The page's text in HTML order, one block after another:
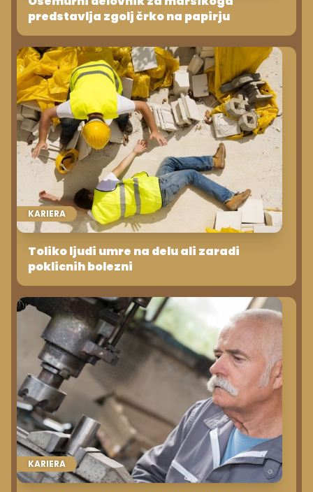
predstavlja zgolj črko na papirju
KARIERA
Toliko ljudi umre na delu ali zaradi
poklicnih bolezni
KARIERA